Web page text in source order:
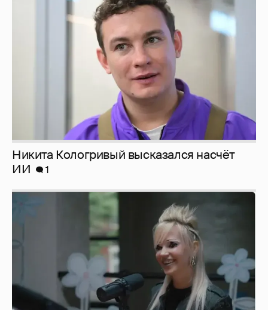
Никита Кологривый высказался насчёт
ИИ
1